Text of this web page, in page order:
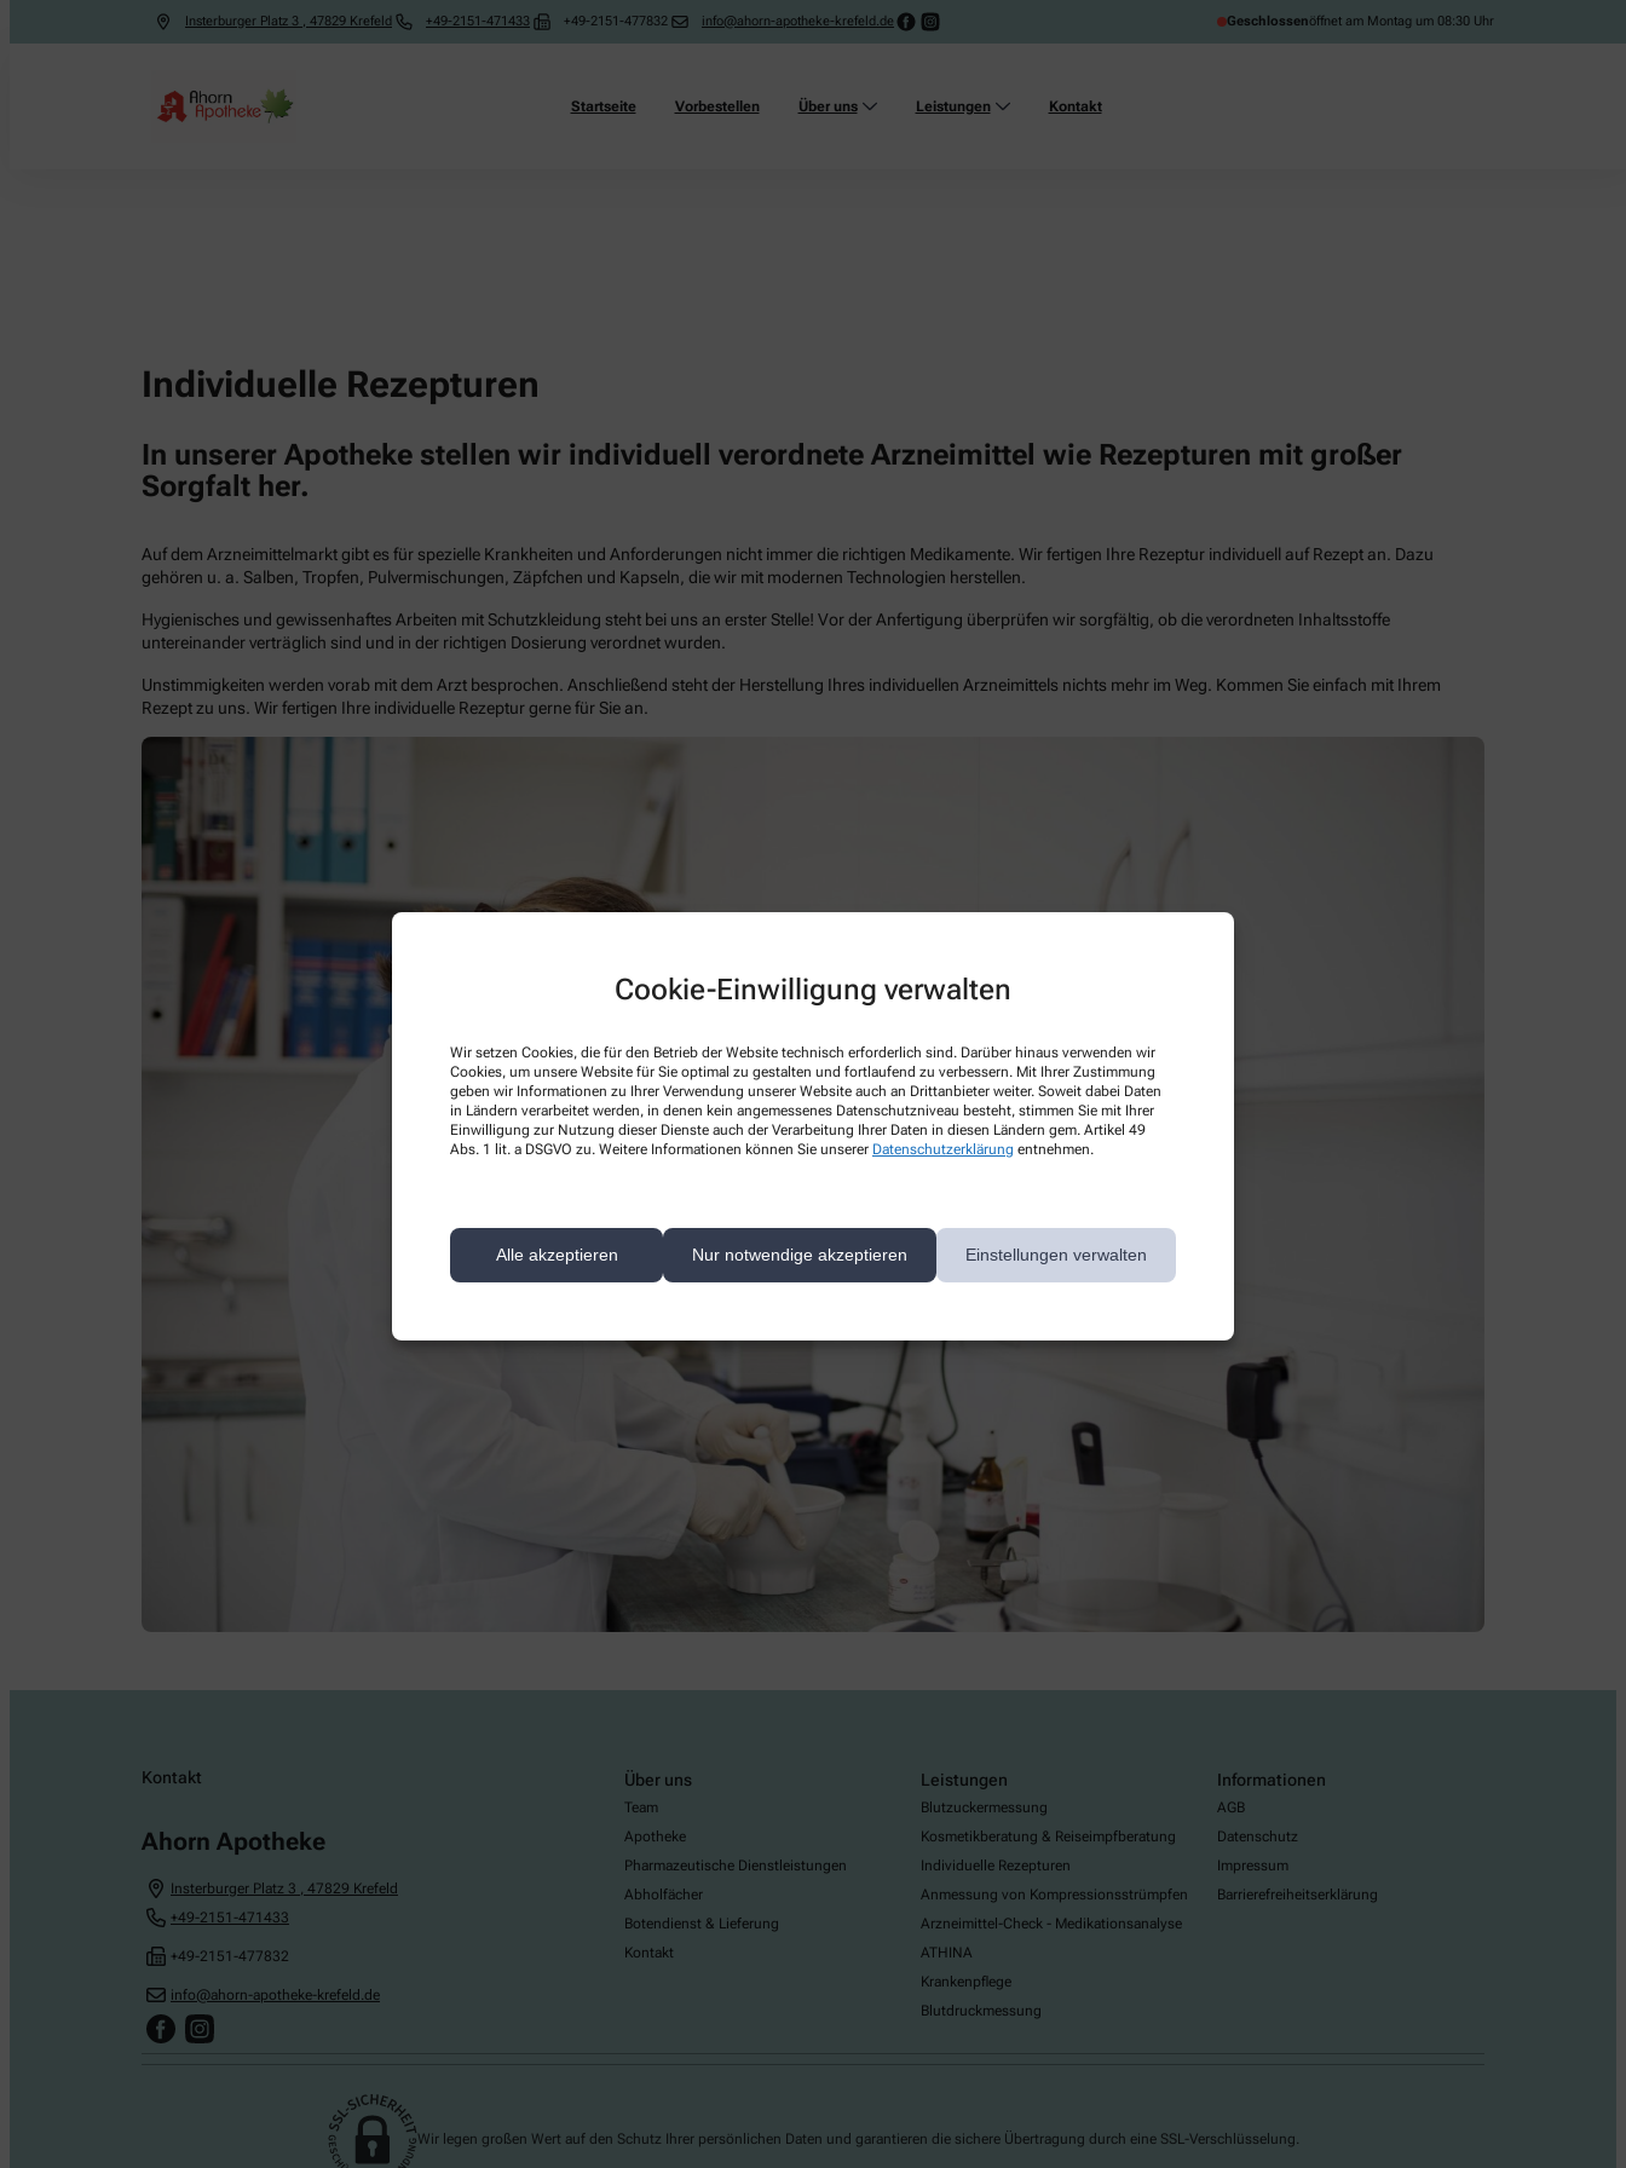
Cookie-Einwilligung verwalten
Wir setzen Cookies, die für den Betrieb der Website technisch erforderlich sind. Darüber hinaus verwenden wir
Cookies, um unsere Website für Sie optimal zu gestalten und fortlaufend zu verbessern. Mit Ihrer Zustimmung
geben wir Informationen zu Ihrer Verwendung unserer Website auch an Drittanbieter weiter. Soweit dabei Daten
in Ländern verarbeitet werden, in denen kein angemessenes Datenschutzniveau besteht, stimmen Sie mit Ihrer
Einwilligung zur Nutzung dieser Dienste auch der Verarbeitung Ihrer Daten in diesen Ländern gem. Artikel 49
Abs. 1 lit. a DSGVO zu. Weitere Informationen können Sie unserer Datenschutzerklärung entnehmen.
Alle akzeptieren Nur notwendige akzeptieren Einstellungen verwalten
Insterburger Platz 3 , 47829 Krefeld +49-2151-471433 +49-2151-477832 info@ahorn-apotheke-krefeld.de Geschlossenöffnet am Montag um 08:30 Uhr
Startseite Vorbestellen Über uns Leistungen Kontakt
Individuelle Rezepturen
In unserer Apotheke stellen wir individuell verordnete Arzneimittel wie Rezepturen mit großer
Sorgfalt her.
Auf dem Arzneimittelmarkt gibt es für spezielle Krankheiten und Anforderungen nicht immer die richtigen Medikamente. Wir fertigen Ihre Rezeptur individuell auf Rezept an. Dazu
gehören u. a. Salben, Tropfen, Pulvermischungen, Zäpfchen und Kapseln, die wir mit modernen Technologien herstellen.
Hygienisches und gewissenhaftes Arbeiten mit Schutzkleidung steht bei uns an erster Stelle! Vor der Anfertigung überprüfen wir sorgfältig, ob die verordneten Inhaltsstoffe
untereinander verträglich sind und in der richtigen Dosierung verordnet wurden.
Unstimmigkeiten werden vorab mit dem Arzt besprochen. Anschließend steht der Herstellung Ihres individuellen Arzneimittels nichts mehr im Weg. Kommen Sie einfach mit Ihrem
Rezept zu uns. Wir fertigen Ihre individuelle Rezeptur gerne für Sie an.
Kontakt
Ahorn Apotheke
Insterburger Platz 3 , 47829 Krefeld
+49-2151-471433
+49-2151-477832
info@ahorn-apotheke-krefeld.de
Über uns
Team
Apotheke
Pharmazeutische Dienstleistungen
Abholfächer
Botendienst & Lieferung
Kontakt
Leistungen
Blutzuckermessung
Kosmetikberatung & Reiseimpfberatung
Individuelle Rezepturen
Anmessung von Kompressionsstrümpfen
Arzneimittel-Check - Medikationsanalyse
ATHINA
Krankenpflege
Blutdruckmessung
Informationen
AGB
Datenschutz
Impressum
Barrierefreiheitserklärung
Wir legen großen Wert auf den Schutz Ihrer persönlichen Daten und garantieren die sichere Übertragung durch eine SSL-Verschlüsselung.